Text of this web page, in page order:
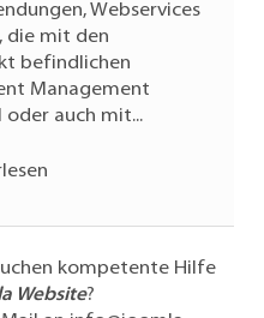
Webservices
die mit den
befindlichen
Management
oder auch mit...
kompetente Hilfe
Website?